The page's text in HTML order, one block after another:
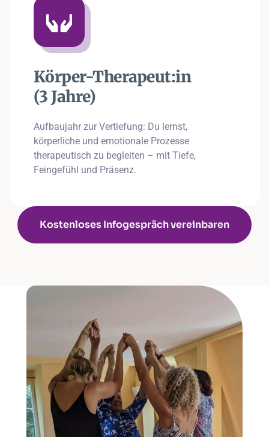
Körper-Therapeut:in
(3 Jahre)
Aufbaujahr zur Vertiefung: Du lernst,
körperliche und emotionale Prozesse
therapeutisch zu begleiten – mit Tiefe,
Feingefühl und Präsenz.
Kostenloses Infogespräch vereinbaren